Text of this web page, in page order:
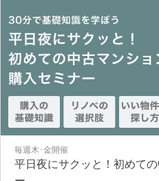
毎週木･金開催
平日夜にサクッと！初めて